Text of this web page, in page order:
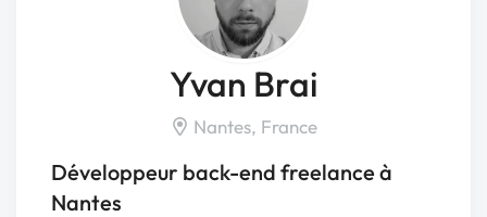
Yvan Brai
Nantes, France
Développeur back-end freelance à
Nantes